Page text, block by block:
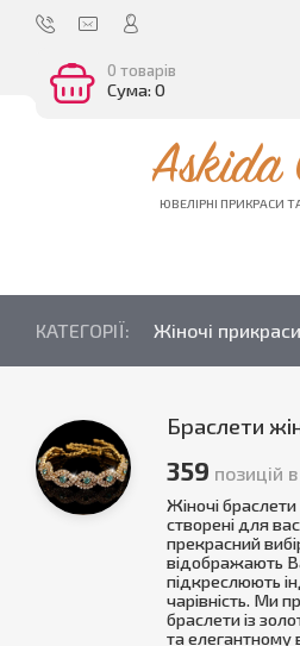
0 товарів
Сума: 0
Askida
ЮВЕЛІРНІ ПРИКРАСИ
КАТЕГОРІЇ: Жіночі прикраси
Браслети
359 позицій
Жіночі
створені для
прекрасний
відображають
підкреслюють
чарівність. Ми
браслети із
та елегантному